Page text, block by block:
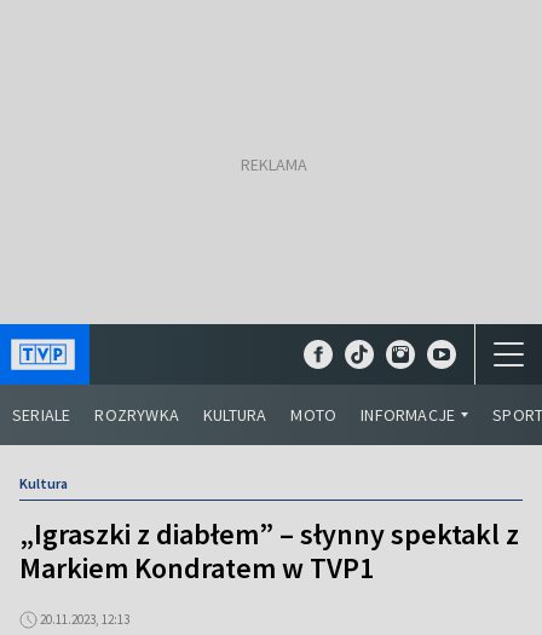
SERIALE ROZRYWKA KULTURA MOTO INFORMACJE
Kultura
„Igraszki z diabłem” – słynny spektakl z
Markiem Kondratem w TVP1
20.11.2023, 12:13